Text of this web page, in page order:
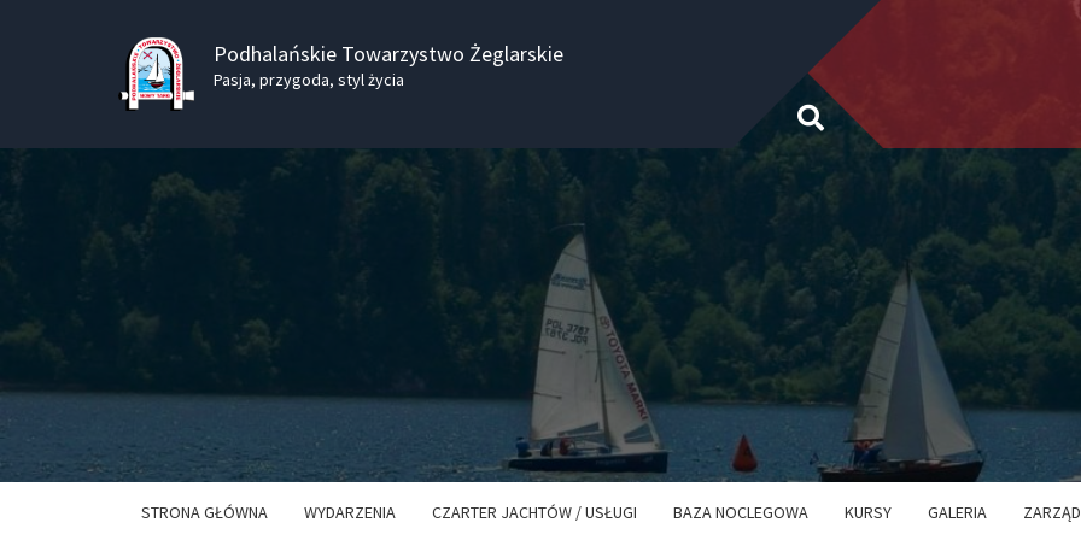
Podhalańskie Towarzystwo Żeglarskie
Pasja, przygoda, styl życia
STRONA GŁÓWNA WYDARZENIA CZARTER JACHTÓW / USŁUGI BAZA NOCLEGOWA KURSY GALERIA